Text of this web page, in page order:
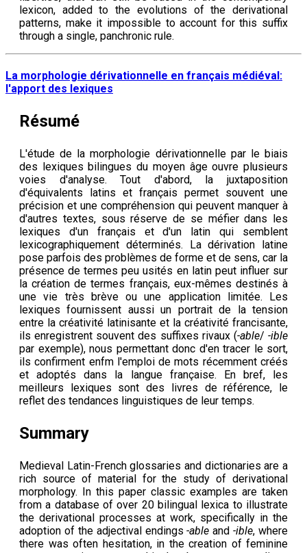
lexicon, added to the evolutions of the derivational
patterns, make it impossible to account for this suffix
through a single, panchronic rule.
La morphologie dérivationnelle en français médiéval:
l'apport des lexiques
Résumé
L'étude de la morphologie dérivationnelle par le biais
des lexiques bilingues du moyen âge ouvre plusieurs
voies d'analyse. Tout d'abord, la juxtaposition
d'équivalents latins et français permet souvent une
précision et une compréhension qui peuvent manquer à
d'autres textes, sous réserve de se méfier dans les
lexiques d'un français et d'un latin qui semblent
lexicographiquement déterminés. La dérivation latine
pose parfois des problèmes de forme et de sens, car la
présence de termes peu usités en latin peut influer sur
la création de termes français, eux-mêmes destinés à
une vie très brève ou une application limitée. Les
lexiques fournissent aussi un portrait de la tension
entre la créativité latinisante et la créativité francisante,
ils enregistrent souvent des suffixes rivaux (-able/-ible
par exemple), nous permettant donc d'en tracer le sort,
ils confirment enfm l'emploi de mots récemment créés
et adoptés dans la langue française. En bref, les
meilleurs lexiques sont des livres de référence, le
reflet des tendances linguistiques de leur temps.
Summary
Medieval Latin-French glossaries and dictionaries are a
rich source of material for the study of derivational
morphology. In this paper classic examples are taken
from a database of over 20 bilingual lexica to illustrate
the derivational processes at work, specifically in the
adoption of the adjectival endings-able and-ible, where
there was often hesitation, in the creation of feminine